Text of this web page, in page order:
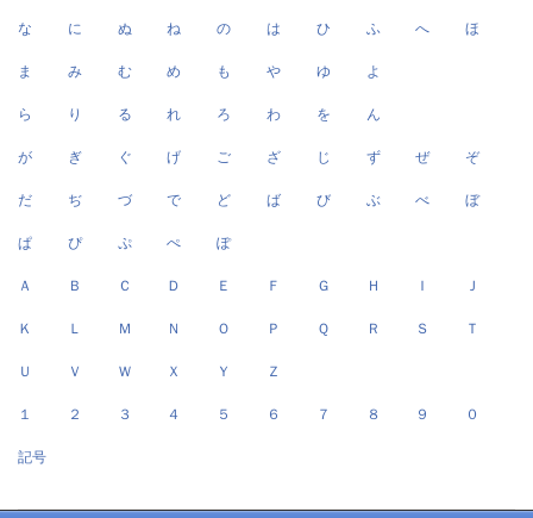
な に ぬ ね の は ひ ふ へ ほ
ま み む め も や ゆ よ
ら り る れ ろ わ を ん
が ぎ ぐ げ ご ざ じ ず ぜ ぞ
だ ぢ づ で ど ば び ぶ べ ぼ
ぱ ぴ ぷ ぺ ぽ
Ａ Ｂ Ｃ Ｄ Ｅ Ｆ Ｇ Ｈ Ｉ Ｊ
Ｋ Ｌ Ｍ Ｎ Ｏ Ｐ Ｑ Ｒ Ｓ Ｔ
Ｕ Ｖ Ｗ Ｘ Ｙ Ｚ
１ ２ ３ ４ ５ ６ ７ ８ ９ ０
記号